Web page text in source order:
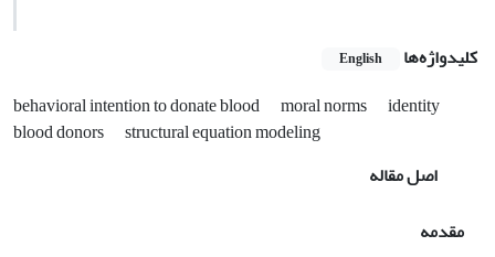
کلیدواژه‌ها English
behavioral intention to donate blood moral norms
identity
blood donors
structural equation modeling
اصل مقاله
مقدمه